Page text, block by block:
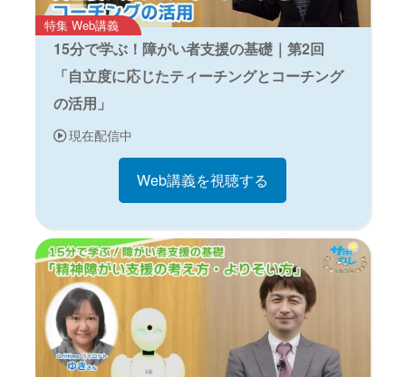
特集 Web講義
15分で学ぶ！障がい者支援の基礎｜第2回
「自立度に応じたティーチングとコーチング
の活用」
現在配信中
Web講義を視聴する